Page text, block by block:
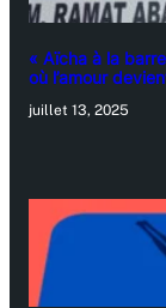
« Aïcha à la
où l’amour
juillet 13, 2025